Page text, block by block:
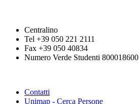
Centralino
Tel +39 050 221 2111
Fax +39 050 40834
Numero Verde Studenti 800018600
Contatti
Unimap - Cerca Persone